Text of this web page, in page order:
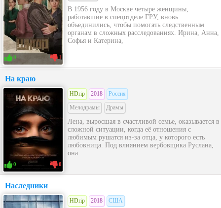
0 1
В 1956 году в Москве четыре женщины,
работавшие в спецотделе ГРУ, вновь
объединились, чтобы помогать следственным
органам в сложных расследованиях. Ирина, Анна,
Софья и Катерина,
На краю
0 0
HDrip 2018
Россия
Мелодрамы
Драмы
Лена, выросшая в счастливой семье, оказывается в
сложной ситуации, когда её отношения с
любимым рушатся из-за отца, у которого есть
любовница. Под влиянием вербовщика Руслана,
она
Наследники
HDrip 2018 США